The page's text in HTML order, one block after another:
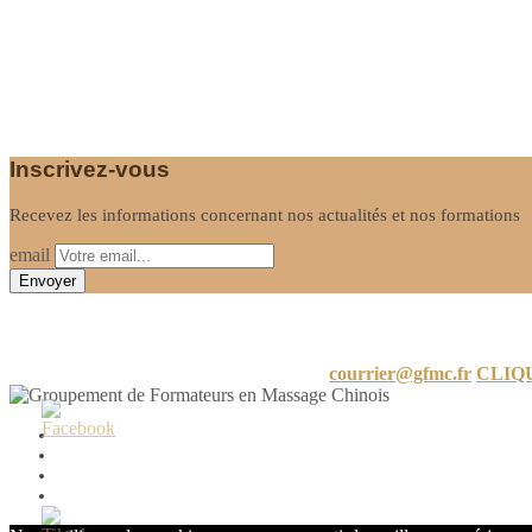
Inscrivez-vous
Recevez les informations concernant nos actualités et nos formations
email
courrier@gfmc.fr
Mon compte